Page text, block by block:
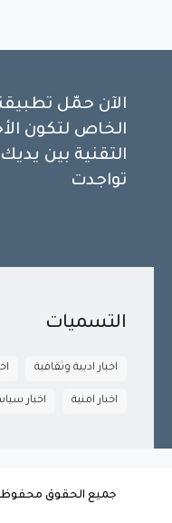
الآن حمّل
الخاص لتكون
التقنية بين يديك
تواجدت
التسميات
اخبار ادبية وثقافية
اخبار امنية اخبار
جميع الحقوق